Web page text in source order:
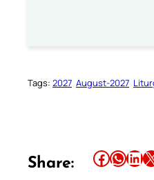
Tags: 2027 August-2027
Share: Share this article on Facebook Share this article on WhatsApp Share this article on LinkedIn Share this article on X